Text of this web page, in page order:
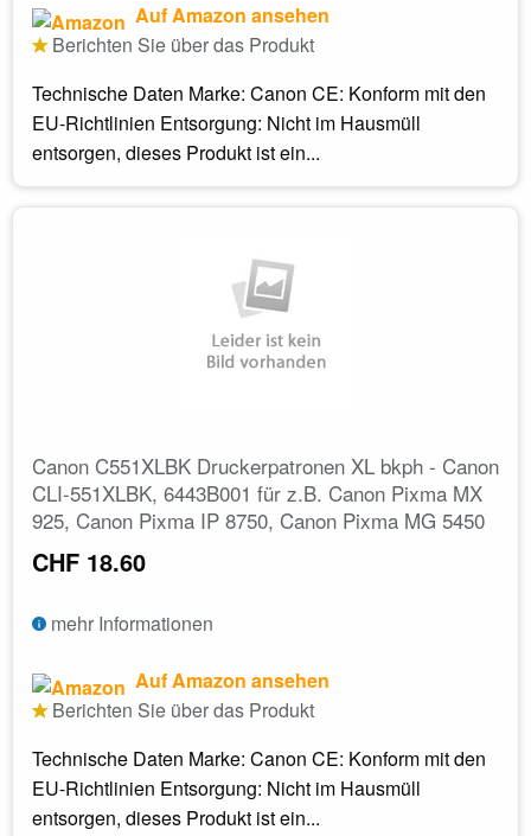
Auf Amazon ansehen
Berichten Sie über das Produkt
Technische Daten Marke: Canon CE: Konform mit den
EU-Richtlinien Entsorgung: Nicht im Hausmüll
entsorgen, dieses Produkt ist ein...
Canon C551XLBK Druckerpatronen XL bkph - Canon
CLI-551XLBK, 6443B001 für z.B. Canon Pixma MX
925, Canon Pixma IP 8750, Canon Pixma MG 5450
CHF 18.60
mehr Informationen
Auf Amazon ansehen
Berichten Sie über das Produkt
Technische Daten Marke: Canon CE: Konform mit den
EU-Richtlinien Entsorgung: Nicht im Hausmüll
entsorgen, dieses Produkt ist ein...